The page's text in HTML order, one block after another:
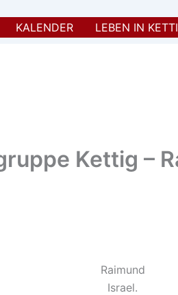
KALENDER LEBEN IN
Kettig –
Raimund
Israel.